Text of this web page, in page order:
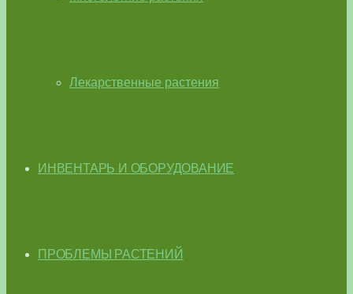
Лекарственные растения
ИНВЕНТАРЬ И ОБОРУДОВАНИЕ
ПРОБЛЕМЫ РАСТЕНИЙ